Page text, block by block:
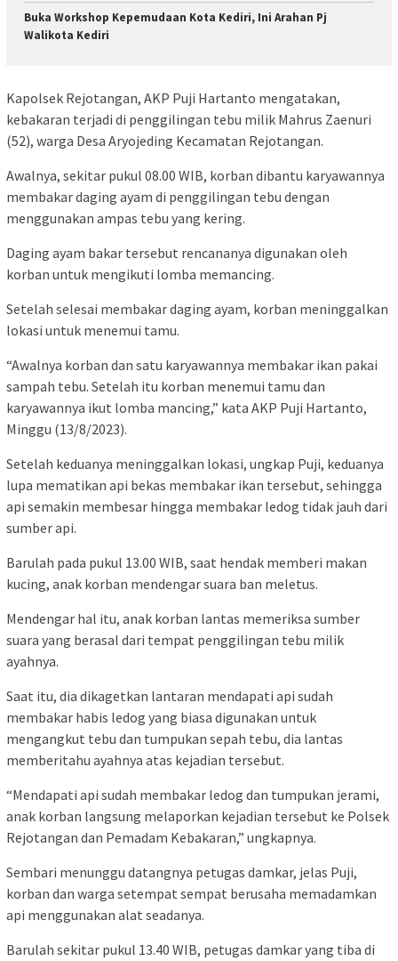
Buka Workshop Kepemudaan Kota Kediri, Ini Arahan Pj
Walikota Kediri
Kapolsek Rejotangan, AKP Puji Hartanto mengatakan,
kebakaran terjadi di penggilingan tebu milik Mahrus Zaenuri
(52), warga Desa Aryojeding Kecamatan Rejotangan.
Awalnya, sekitar pukul 08.00 WIB, korban dibantu karyawannya
membakar daging ayam di penggilingan tebu dengan
menggunakan ampas tebu yang kering.
Daging ayam bakar tersebut rencananya digunakan oleh
korban untuk mengikuti lomba memancing.
Setelah selesai membakar daging ayam, korban meninggalkan
lokasi untuk menemui tamu.
“Awalnya korban dan satu karyawannya membakar ikan pakai
sampah tebu. Setelah itu korban menemui tamu dan
karyawannya ikut lomba mancing,” kata AKP Puji Hartanto,
Minggu (13/8/2023).
Setelah keduanya meninggalkan lokasi, ungkap Puji, keduanya
lupa mematikan api bekas membakar ikan tersebut, sehingga
api semakin membesar hingga membakar ledog tidak jauh dari
sumber api.
Barulah pada pukul 13.00 WIB, saat hendak memberi makan
kucing, anak korban mendengar suara ban meletus.
Mendengar hal itu, anak korban lantas memeriksa sumber
suara yang berasal dari tempat penggilingan tebu milik
ayahnya.
Saat itu, dia dikagetkan lantaran mendapati api sudah
membakar habis ledog yang biasa digunakan untuk
mengangkut tebu dan tumpukan sepah tebu, dia lantas
memberitahu ayahnya atas kejadian tersebut.
“Mendapati api sudah membakar ledog dan tumpukan jerami,
anak korban langsung melaporkan kejadian tersebut ke Polsek
Rejotangan dan Pemadam Kebakaran,” ungkapnya.
Sembari menunggu datangnya petugas damkar, jelas Puji,
korban dan warga setempat sempat berusaha memadamkan
api menggunakan alat seadanya.
Barulah sekitar pukul 13.40 WIB, petugas damkar yang tiba di